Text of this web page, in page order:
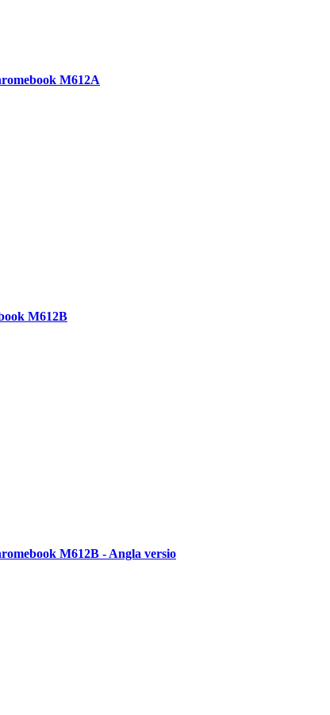
M612A
M612B
M612B - Angla versio